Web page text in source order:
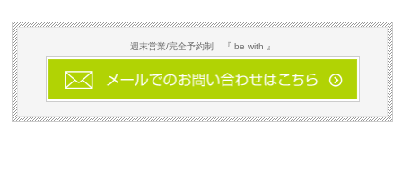
⚪︎禁止事項
※当店の施術は美容健康を目的に行うものであり、
医療、治療を目的にしたものではありません。（医
師法・薬事法・柔道整復師・あんまマッサージ指圧
師・鍼灸師等に関する法律に接触しない施術となり
ます）効果を保証しているものではありません。相
談・セミナー等によりご提供させて頂いた助言・内
週末営業/完全予約制 『 be with 』